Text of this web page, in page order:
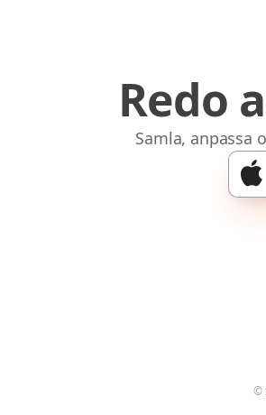
Redo
Samla, anpassa
©